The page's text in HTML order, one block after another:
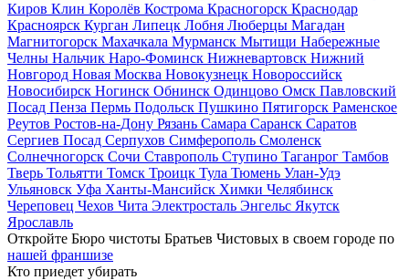
Киров Клин Королёв Кострома Красногорск Краснодар
Красноярск Курган Липецк Лобня Люберцы Магадан
Магнитогорск Махачкала Мурманск Мытищи Набережные
Челны Нальчик Наро-Фоминск Нижневартовск Нижний
Новгород Новая Москва Новокузнецк Новороссийск
Новосибирск Ногинск Обнинск Одинцово Омск Павловский
Посад Пенза Пермь Подольск Пушкино Пятигорск Раменское
Реутов Ростов-на-Дону Рязань Самара Саранск Саратов
Сергиев Посад Серпухов Симферополь Смоленск
Солнечногорск Сочи Ставрополь Ступино Таганрог Тамбов
Тверь Тольятти Томск Троицк Тула Тюмень Улан-Удэ
Ульяновск Уфа Ханты-Мансийск Химки Челябинск
Череповец Чехов Чита Электросталь Энгельс Якутск
Ярославль
Откройте Бюро чистоты Братьев Чистовых в своем городе по
нашей франшизе
Кто приедет убирать